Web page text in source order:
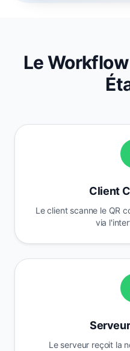
Le
Client
Le client scanne le QR
via
Le serveur reçoit la